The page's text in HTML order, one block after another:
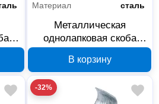
мм
Материал
сталь
Металлическая
однолапковая скоба
мм с отверстием 6.5 мм
PR08.3743
В корзину
-32%